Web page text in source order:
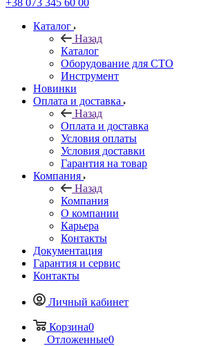
+38 073 345 60 00
Каталог
Назад
Каталог
Оборудование для СТО
Инструмент
Новинки
Оплата и доставка
Назад
Оплата и доставка
Условия оплаты
Условия доставки
Гарантия на товар
Компания
Назад
Компания
О компании
Карьера
Контакты
Документация
Гарантия и сервис
Контакты
Личный кабинет
Корзина0
Отложенные0